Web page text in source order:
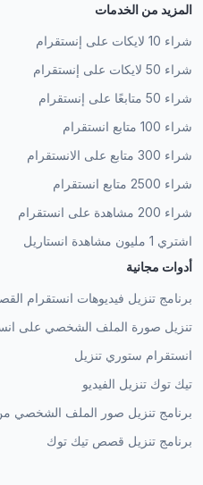
المزيد من الخدمات
شراء 10 لايكات على إنستقرام
شراء 50 لايكات على إنستقرام
شراء 50 متابعًا على إنستقرام
شراء 100 متابع انستقرام
شراء 300 متابع على الانستقرام
شراء 2500 متابع انستقرام
شراء 200 مشاهدة على انستقرام
اشتري 1 مليون مشاهدة انستاريل
أدوات مجانية
برنامج تنزيل فيديوهات انستقرام
تنزيل صورة الملف الشخصي على
انستقرام ستوري تنزيل
تيك توك تنزيل الفيديو
برنامج تنزيل صور الملف الشخصي
برنامج تنزيل قصص تيك توك